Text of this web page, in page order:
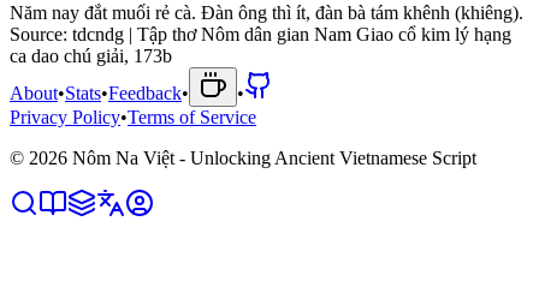
Năm nay đắt muối rẻ cà. Đàn ông thì ít, đàn bà tám khênh (khiêng).
Source: tdcndg | Tập thơ Nôm dân gian Nam Giao cổ kim lý hạng
ca dao chú giải, 173b
About•Stats•Feedback•
•
Privacy Policy•Terms of Service
© 2026 Nôm Na Việt - Unlocking Ancient Vietnamese Script